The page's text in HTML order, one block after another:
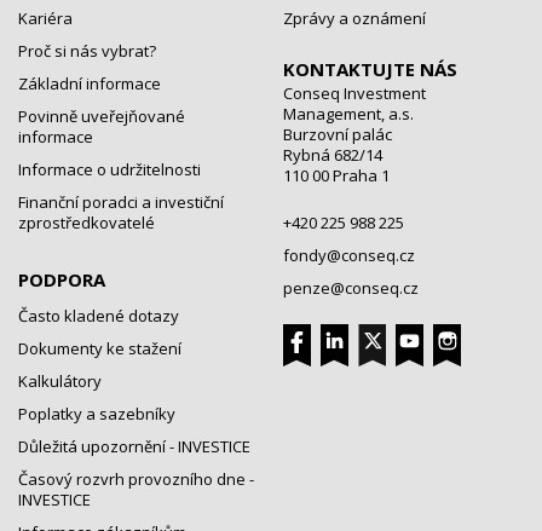
Kariéra
Proč si nás vybrat?
Základní informace
Povinně uveřejňované
informace
Informace o udržitelnosti
Finanční poradci a investiční
zprostředkovatelé
PODPORA
Často kladené dotazy
Dokumenty ke stažení
Kalkulátory
Poplatky a sazebníky
Důležitá upozornění - INVESTICE
Časový rozvrh provozního dne -
INVESTICE
Zprávy a oznámení
KONTAKTUJTE NÁS
Conseq Investment
Management, a.s.
Burzovní palác
Rybná 682/14
110 00 Praha 1
+420 225 988 225
fondy@conseq.cz
penze@conseq.cz